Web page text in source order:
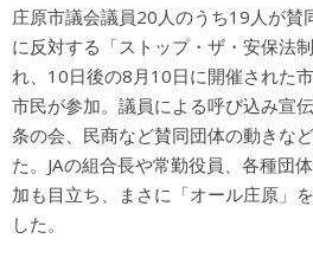
庄原市議会議員20人のうち19人が賛
に反対する「ストップ・ザ・安保法
れ、10日後の8月10日に開催された
市民が参加。議員による呼び込み宣
条の会、民商など賛同団体の動きな
た。JAの組合長や常勤役員、各種団
加も目立ち、まさに「オール庄原」
した。